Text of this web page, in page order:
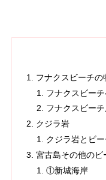
フナクスビーチの
フナクスビー
フナクスビー
クジラ岩
クジラ岩とビ
宮古島その他のビ
①新城海岸